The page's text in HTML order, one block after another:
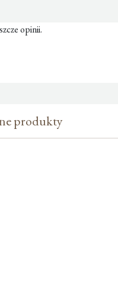
opinii.
produkty